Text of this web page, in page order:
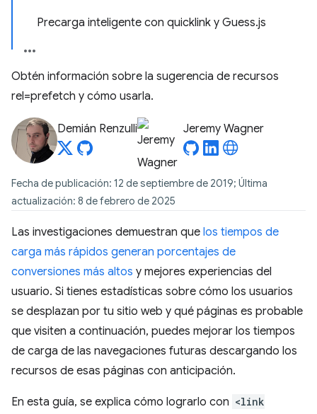
Precarga inteligente con quicklink y Guess.js
Obtén información sobre la sugerencia de recursos
rel=prefetch y cómo usarla.
Demián Renzulli Jeremy Wagner
Fecha de publicación: 12 de septiembre de 2019; Última
actualización: 8 de febrero de 2025
Las investigaciones demuestran que los tiempos de
carga más rápidos generan porcentajes de
conversiones más altos y mejores experiencias del
usuario. Si tienes estadísticas sobre cómo los usuarios
se desplazan por tu sitio web y qué páginas es probable
que visiten a continuación, puedes mejorar los tiempos
de carga de las navegaciones futuras descargando los
recursos de esas páginas con anticipación.
En esta guía, se explica cómo lograrlo con <link